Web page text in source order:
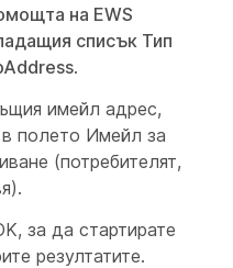
на EWS
списък Тип
.
имейл адрес,
полето Имейл за
(потребителят,
за да стартирате
резултатите.